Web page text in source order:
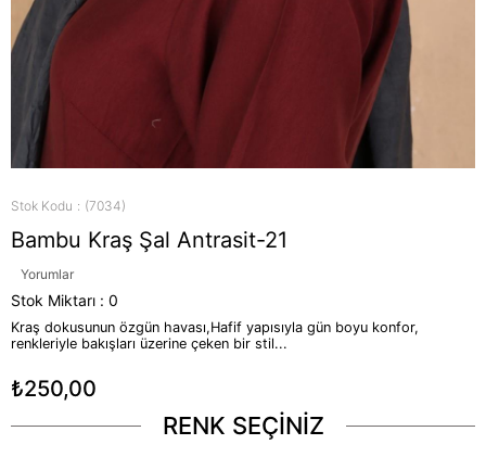
Stok Kodu (7034)
Bambu Kraş Şal Antrasit-21
Yorumlar
Stok Miktarı : 0
Kraş dokusunun özgün havası,Hafif yapısıyla gün boyu konfor,
renkleriyle bakışları üzerine çeken bir stil...
₺250,00
RENK SEÇİNİZ